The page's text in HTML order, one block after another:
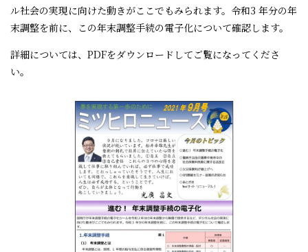
ル社会の実現に向けた動きがここでもみられます。令和3 年分の年
末調整を前に、この年末調整手続の電子化について確認します。
詳細については、PDFをダウンロードしてご覧になってくださ
い。